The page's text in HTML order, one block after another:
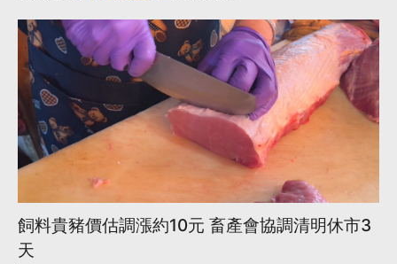
飼料貴豬價估調漲約10元 畜產會協調清明休市3
天